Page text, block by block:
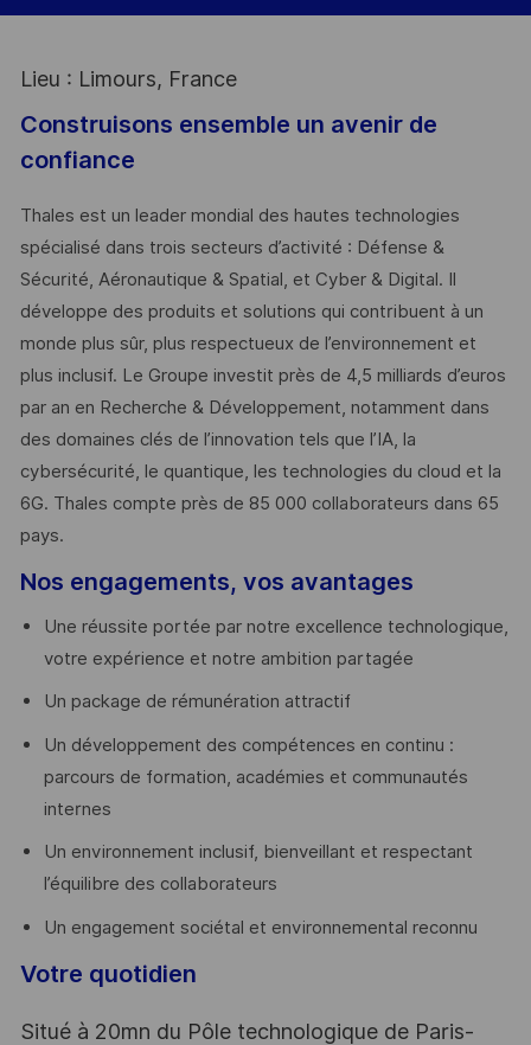
Lieu : Limours, France
Construisons ensemble un avenir de
confiance
Thales est un leader mondial des hautes technologies
spécialisé dans trois secteurs d’activité : Défense &
Sécurité, Aéronautique & Spatial, et Cyber & Digital. Il
développe des produits et solutions qui contribuent à un
monde plus sûr, plus respectueux de l’environnement et
plus inclusif. Le Groupe investit près de 4,5 milliards d’euros
par an en Recherche & Développement, notamment dans
des domaines clés de l’innovation tels que l’IA, la
cybersécurité, le quantique, les technologies du cloud et la
6G. Thales compte près de 85 000 collaborateurs dans 65
pays. ​
Nos engagements, vos avantages
Une réussite portée par notre excellence technologique,
votre expérience et notre ambition partagée
Un package de rémunération attractif
Un développement des compétences en continu :
parcours de formation, académies et communautés
internes
Un environnement inclusif, bienveillant et respectant
l’équilibre des collaborateurs
Un engagement sociétal et environnemental reconnu
Votre quotidien
Situé à 20mn du Pôle technologique de Paris-